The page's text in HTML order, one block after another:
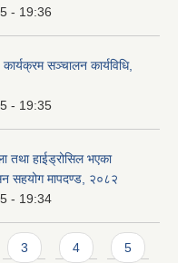
- 19:36
कार्यक्रम सञ्चालन कार्यविधि,
- 19:35
तथा हाईड्रोसिल भएका
सहयोग मापदण्ड, २०८२
- 19:34
3 4 5